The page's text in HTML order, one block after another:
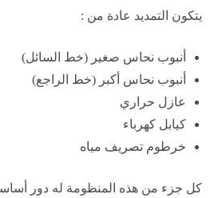
يتكون التمديد عادة من :
أنبوب نحاس صغير (خط السائل)
أنبوب نحاس أكبر (خط الراجع)
عازل حراري
كيابل كهرباء
خرطوم تصريف مياه
كل جزء من هذه المنظومة له دور